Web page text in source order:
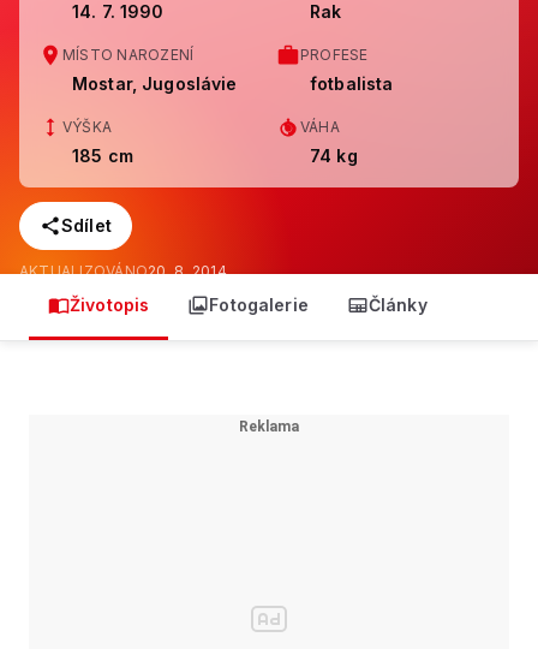
14. 7. 1990 Rak
MÍSTO NAROZENÍ
Mostar, Jugoslávie
PROFESE
fotbalista
VÝŠKA
185 cm
VÁHA
74 kg
Sdílet
AKTUALIZOVÁNO20. 8. 2014
Životopis Fotogalerie Články